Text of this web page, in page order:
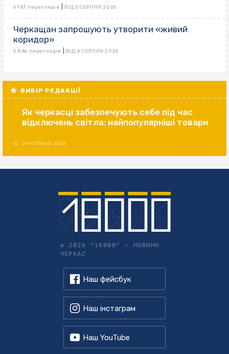
6 147 переглядів ВІД 3 СЕРПНЯ 2026
Черкащан запрошують утворити «живий
коридор»
5 846 переглядів ВІД 4 СЕРПНЯ 2026
ВИБІР РЕДАКЦІЇ
Як черкасці забезпечують себе під час
відключень світла: найпопулярніші товари
29 ЧЕРВНЯ 2026
© 2026 "18000" – НОВИНИ
ЧЕРКАС
Наш фейсбук
Наш інстаграм
Наш YouTube